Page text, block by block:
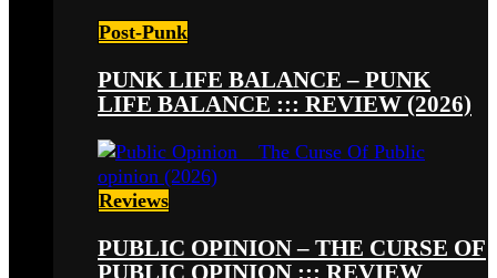
Post-Punk
PUNK LIFE BALANCE – PUNK
LIFE BALANCE ::: REVIEW (2026)
Reviews
PUBLIC OPINION – THE CURSE OF
PUBLIC OPINION ::: REVIEW